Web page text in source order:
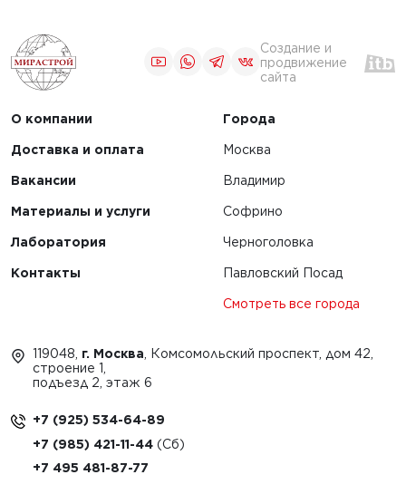
Создание и
продвижение
сайта
О компании
Доставка и оплата
Вакансии
Материалы и услуги
Лаборатория
Контакты
Города
Москва
Владимир
Софрино
Черноголовка
Павловский Посад
Смотреть все города
119048, г. Москва , Комсомольский проспект, дом 42,
строение 1,
подъезд 2, этаж 6
+7 (925) 534-64-89
+7 (985) 421-11-44
+7 495 481-87-77